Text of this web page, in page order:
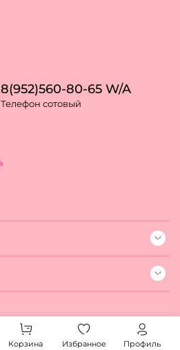
8(952)560-80-65 W/A
Телефон сотовый
Корзина Избранное Профиль